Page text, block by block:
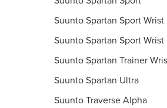
Suunto Spartan Sport Wrist
Suunto Spartan Sport Wrist
Suunto Spartan Trainer
Suunto Spartan Ultra
Suunto Traverse Alpha